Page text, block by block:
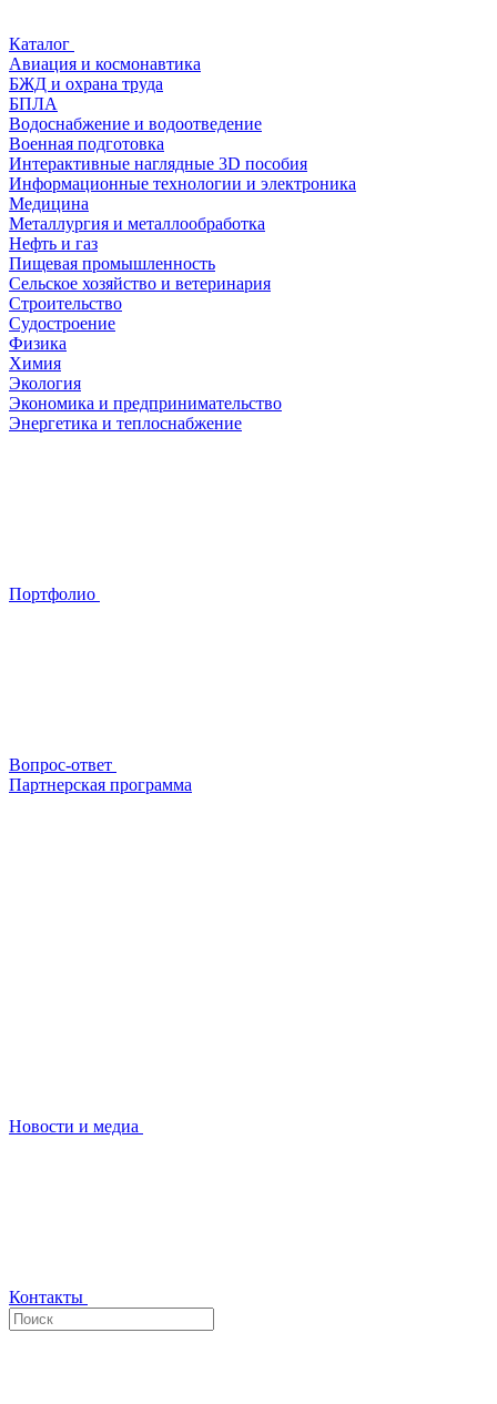
Каталог
Авиация и космонавтика
БЖД и охрана труда
БПЛА
Водоснабжение и водоотведение
Военная подготовка
Интерактивные наглядные 3D пособия
Информационные технологии и электроника
Медицина
Металлургия и металлообработка
Нефть и газ
Пищевая промышленность
Сельское хозяйство и ветеринария
Строительство
Судостроение
Физика
Химия
Экология
Экономика и предпринимательство
Энергетика и теплоснабжение
Портфолио
Вопрос-ответ
Партнерская программа
Новости и медиа
Контакты